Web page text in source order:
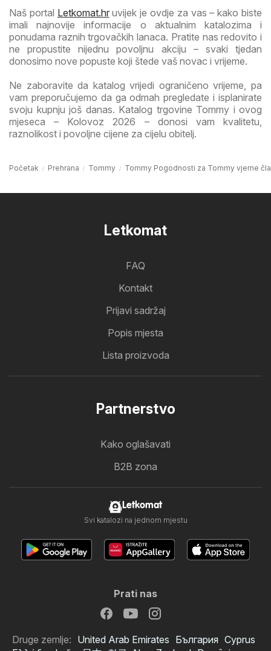
Naš portal Letkomat.hruvijek je ovdje za vas – kako biste
imali najnovije informacije o aktualnim katalozima i
ponudama raznih trgovačkih lanaca. Pratite nas redovito i
ne propustite nijednu povoljnu akciju – svaki tjedan
donosimo nove popuste koji štede vaš novac i vrijeme.
Ne zaboravite da katalog vrijedi ograničeno vrijeme, pa
vam preporučujemo da ga odmah pregledate i isplanirate
svoju kupnju još danas. Katalog trgovine Tommy i ovog
mjeseca – Kolovoz 2026 – donosi vam kvalitetu,
raznolikost i povoljne cijene za cijelu obitelj.
Početak Prehrana Tommy Tommy Pogodnosti za Tommy vjerne
Letkomat
FAQ
Kontakt
Prijavi sadržaj
Popis mjesta
Lista proizvoda
Partnerstvo
Kako oglašavati
B2B zona
Letkomat
Svi katalozi na jednom mjestu
Prati nas
Druge zemlje: United Arab Emirates България Cyprus